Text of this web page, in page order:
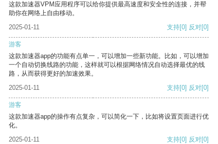
这款加速器VPM应用程序可以给你提供最高速度和安全性的连接，并帮
助你在网络上自由移动。
2025-01-11
支持[0] 反对[0]
游客
这款加速器app的功能有点单一，可以增加一些新功能。比如，可以增加
一个自动切换线路的功能，这样就可以根据网络情况自动选择最优的线
路，从而获得更好的加速效果。
2025-01-11
支持[0] 反对[0]
游客
这款加速器app的操作有点复杂，可以简化一下，比如将设置页面进行优
化。
2025-01-11
支持[0] 反对[0]